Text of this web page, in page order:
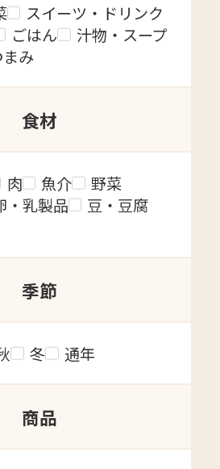
スイーツ・ドリンク
ごはん
汁物・スープ
み
食材
肉 魚介
野菜
・乳製品
豆・豆腐
季節
冬 通年
商品